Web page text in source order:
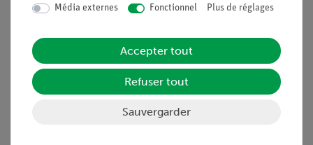
Service
Aperçu du service
Média externes Fonctionnel Plus de réglages
Accepter tout
Refuser tout
Sauvergarder